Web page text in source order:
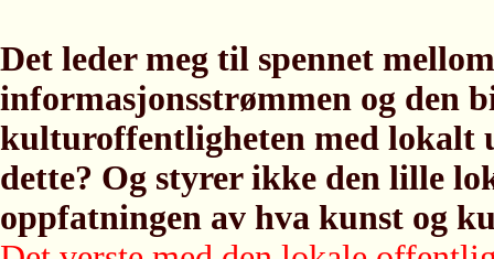
Det leder meg til spennet
informasjonsstrømmen og den
kulturoffentligheten med lokalt
dette? Og styrer ikke den lille
oppfatningen av hva kunst og